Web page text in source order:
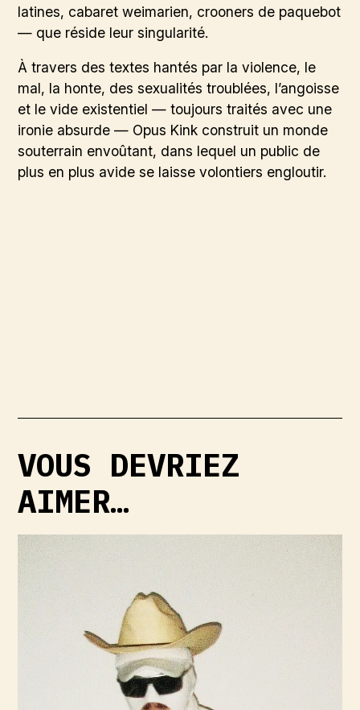
latines, cabaret weimarien, crooners de paquebot
— que réside leur singularité.
À travers des textes hantés par la violence, le
mal, la honte, des sexualités troublées, l’angoisse
et le vide existentiel — toujours traités avec une
ironie absurde — Opus Kink construit un monde
souterrain envoûtant, dans lequel un public de
plus en plus avide se laisse volontiers engloutir.
VOUS DEVRIEZ
AIMER…